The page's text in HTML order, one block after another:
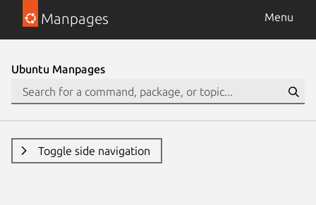
Manpages Menu
Ubuntu Manpages
Toggle side navigation